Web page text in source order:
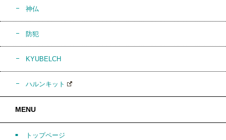
神仏
防犯
KYUBELCH
ハルンキット
MENU
トップページ